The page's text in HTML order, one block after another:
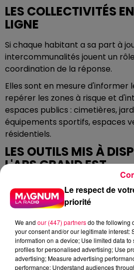
LES COLLECTIVITÉS
LIGNE
Si chaque habitant a sa part à
intercommunalités jouent un
coordination de la réponse.
Elles sont en mesure d'informer
repérer les zones à risque et
espaces publics : cimetières,
équipements sportifs, espaces
résidentiels.
LES OUTILS MIS À
L'ARS GRAND EST
La région Grand Est met
pour informer les populations :
Visuels adaptés aux
Vidéos pédagogiques ;
Supports pour bulletins
d'accueil.
Le respect de
priorité
We and our (447) partnersdo the following
your consent and/or our legitimate interest:
information on a device; Use limited data
profiles for personalised advertising; Use
advertising; Measure advertising
performance; Understand audiences